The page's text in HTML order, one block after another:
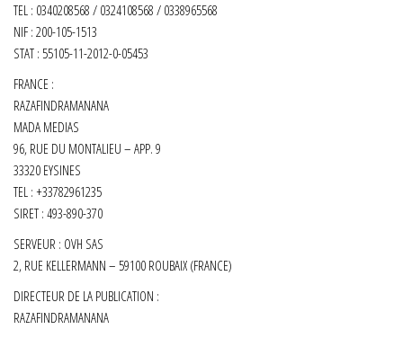
TEL : 0340208568 / 0324108568 / 0338965568
NIF : 200-105-1513
STAT : 55105-11-2012-0-05453
FRANCE :
RAZAFINDRAMANANA
MADA MEDIAS
96, RUE DU MONTALIEU – APP. 9
33320 EYSINES
TEL : +33782961235
SIRET : 493-890-370
SERVEUR : OVH SAS
2, RUE KELLERMANN – 59100 ROUBAIX (FRANCE)
DIRECTEUR DE LA PUBLICATION :
RAZAFINDRAMANANA